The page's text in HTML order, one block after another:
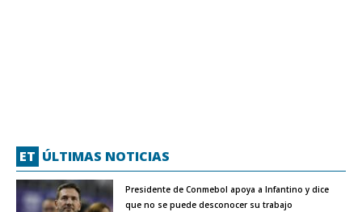
ET ÚLTIMAS NOTICIAS
Presidente de Conmebol apoya a Infantino y dice
que no se puede desconocer su trabajo